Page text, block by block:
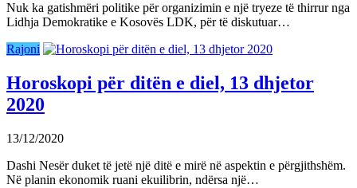
Nuk ka gatishmëri politike për organizimin e një tryeze të thirrur nga
Lidhja Demokratike e Kosovës LDK, për të diskutuar…
Rajoni
Horoskopi për ditën e diel, 13 dhjetor
2020
13/12/2020
Dashi Nesër duket të jetë një ditë e mirë në aspektin e përgjithshëm.
Në planin ekonomik ruani ekuilibrin, ndërsa një…